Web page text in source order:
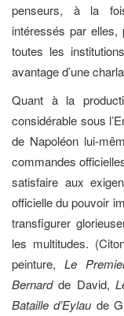
penseurs, à la
intéressés par elles,
toutes les
avantage d’une
Quant à la
considérable sous
de Napoléon lui-
commandes
satisfaire aux
officielle du pouvoir
transfigurer
les multitudes.
peinture,Le
Bernardde David,
Bataille d’Eylau de